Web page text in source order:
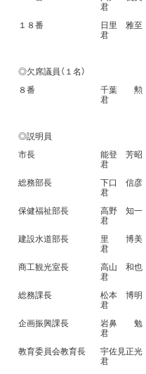
君
１８番
日里 雅至
君
◎欠席議員（１名）
８番
千葉 勲
君
◎説明員
市長
能登 芳昭
君
総務部長
下口 信彦
君
保健福祉部長
高野 知一
君
建設水道部長
里 博美
君
商工観光室長
高山 和也
君
総務課長
松本 博明
君
企画振興課長
岩鼻 勉
君
教育委員会教育長
宇佐見正光
君